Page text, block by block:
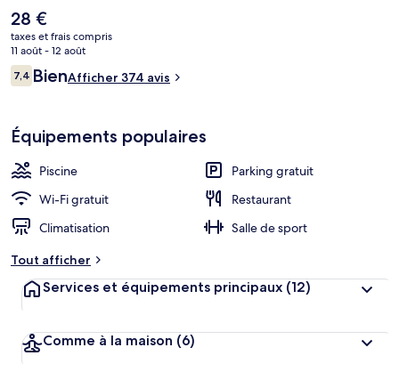
Parmi les autres petits avantages de cet hébergement figurent un
bar en bord de piscine, une salle de fitness, et une piscine pour
enfants. Les autres voyageurs ne tarissent pas d'éloges en ce qui
concerne l'excellence du service de chambre.
Le
prix
actuel
est
de
28 €
taxes et frais compris
11 août - 12 août
Avis
voyageurs
7,47,4 sur 10
BienAfficher 374 avis
Équipements populaires
Piscine
Parking gratuit
Wi-Fi gratuit
Restaurant
Climatisation
Salle de sport
Tout afficher
Services et équipements principaux (12)
Comme à la maison (6)